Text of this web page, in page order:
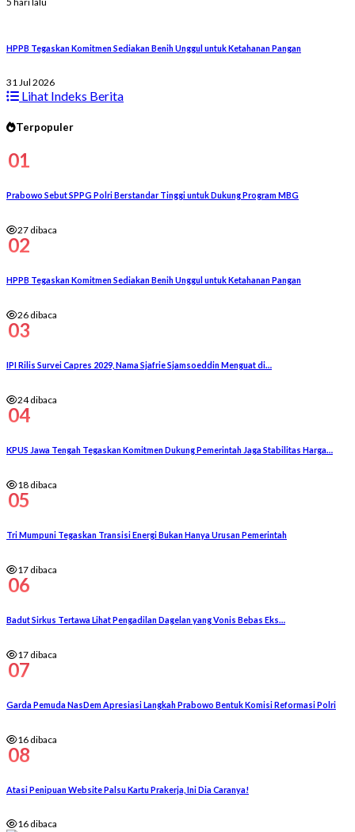
HPPB Tegaskan Komitmen Sediakan Benih Unggul untuk Ketahanan Pangan
31 Jul 2026
Lihat Indeks Berita
Terpopuler
01
Prabowo Sebut SPPG Polri Berstandar Tinggi untuk Dukung Program MBG
27 dibaca
02
HPPB Tegaskan Komitmen Sediakan Benih Unggul untuk Ketahanan Pangan
26 dibaca
03
IPI Rilis Survei Capres 2029, Nama Sjafrie Sjamsoeddin Menguat di…
24 dibaca
04
KPUS Jawa Tengah Tegaskan Komitmen Dukung Pemerintah Jaga Stabilitas Harga…
18 dibaca
05
Tri Mumpuni Tegaskan Transisi Energi Bukan Hanya Urusan Pemerintah
17 dibaca
06
Badut Sirkus Tertawa Lihat Pengadilan Dagelan yang Vonis Bebas Eks…
17 dibaca
07
Garda Pemuda NasDem Apresiasi Langkah Prabowo Bentuk Komisi Reformasi Polri
16 dibaca
08
Atasi Penipuan Website Palsu Kartu Prakerja, Ini Dia Caranya!
16 dibaca